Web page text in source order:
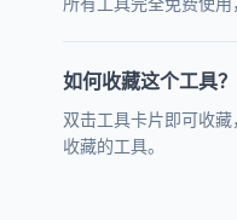
如何收藏这个工具？
双击工具卡片即可收
收藏的工具。